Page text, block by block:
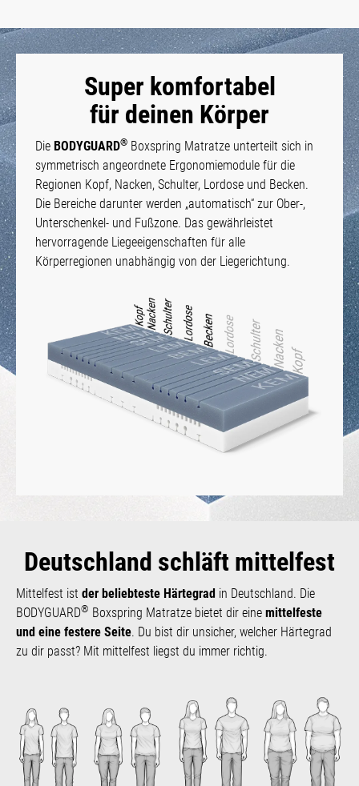
Super komfortabel
für deinen Körper
Die BODYGUARD® Boxspring Matratze unterteilt sich in
symmetrisch angeordnete Ergonomiemodule für die
Regionen Kopf, Nacken, Schulter, Lordose und Becken.
Die Bereiche darunter werden „automatisch“ zur Ober-,
Unterschenkel- und Fußzone. Das gewährleistet
hervorragende Liegeeigenschaften für alle
Körperregionen unabhängig von der Liegerichtung.
Deutschland schläft mittelfest
Mittelfest ist der beliebteste Härtegrad in Deutschland. Die
BODYGUARD® Boxspring Matratze bietet dir eine mittelfeste
und eine festere Seite. Du bist dir unsicher, welcher Härtegrad
zu dir passt? Mit mittelfest liegst du immer richtig.